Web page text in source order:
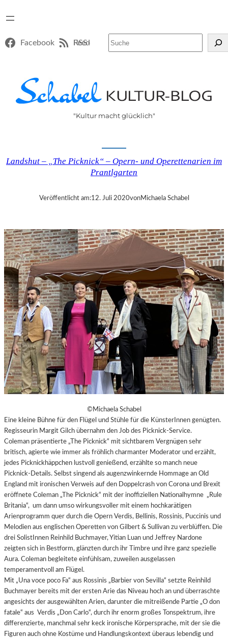
Facebook RSS-Feed
"Kultur macht glücklich"
Landshut – „The Picknick“ – Opern- und Operettenarien im
Prantlgarten
Veröffentlicht am:12. Juli 2020vonMichaela Schabel
©Michaela Schabel
Eine kleine Bühne für den Flügel und Stühle für die KünsterInnen genügten.
Regisseurin Margit Gilch übernahm den Job des Picknick-Service.
Coleman präsentierte „The Picknick“ mit sichtbarem Vergnügen sehr
britisch, agierte wie immer als fröhlich charmanter Moderator und erzählt,
jedes Picknickhäppchen lustvoll genießend, erzählte so manch neue
Picknick-Details. Selbst singend als augenzwinkernde Hommage an Old
England mit ironischen Verweis auf den Doppelcrash von Corona und Brexit
eröffnete Coleman „The Picknick“ mit der inoffiziellen Nationalhymne „Rule
Britania“, um dann umso wirkungsvoller mit einem hochkarätigen
Arienprogramm quer durch die Opern Verdis, Bellinis, Rossinis, Puccinis und
Melodien aus englischen Operetten von Gilbert & Sullivan zu verblüffen. Die
drei SolistInnen Reinhild Buchmayer, Yitian Luan und Jeffrey Nardone
zeigten sich in Bestform, glänzten durch ihr Timbre und ihre ganz spezielle
Aura. Coleman begleitete einfühlsam, zuweilen ausgelassen
temperamentvoll am Flügel.
Mit „Una voce poco Fa“ aus Rossinis „Barbier von Sevilla“ setzte Reinhild
Buchmayer bereits mit der ersten Arie das Niveau hoch an und überraschte
angesichts der ausgewählten Arien, darunter die mitreißende Partie „O don
fatale“ aus Verdis „Don Carlo“, durch ihr enorm großes Tonspektrum, ihre
differenzierte, manchmal sehr keck ironische Körpersprache, mit der sie die
Figuren auch ohne Kostüme und Handlungskontext überaus lebendig und